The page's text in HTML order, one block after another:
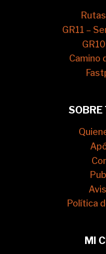
GR11 –
Camino
SOBRE
Política
MI